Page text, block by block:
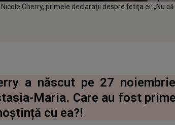
Nicole Cherry, primele declaraţii despre fetiţa ei: „Nu
a născut pe 27
Maria. Care au fost
cu ea?!